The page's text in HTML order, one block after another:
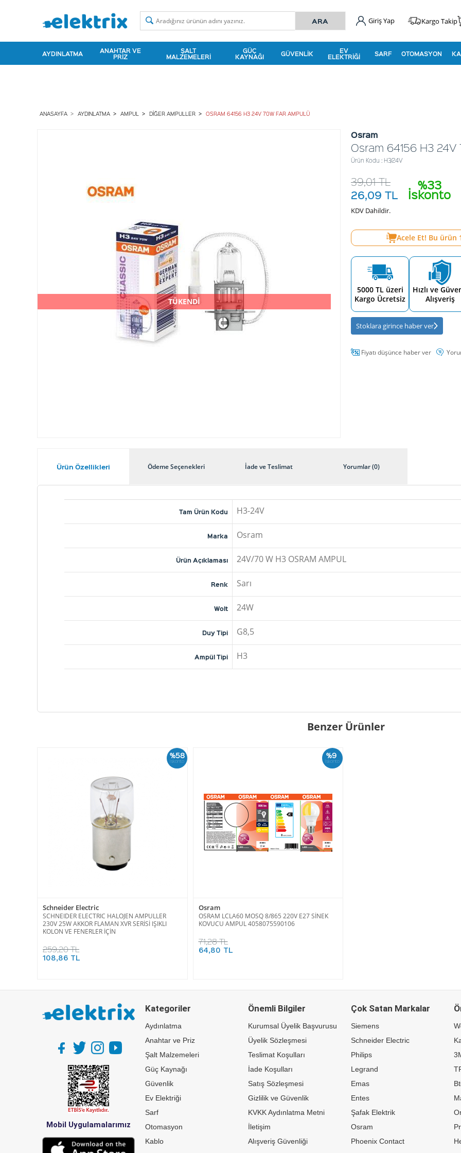
Giriş Yap Kargo Takip
AYDINLATMA ANAHTAR VE
PRIZ
ŞALT
MALZEMELERI
GÜÇ
KAYNAĞI GÜVENLIK EV
ELEKTRIĞI SARF OTOMASYON
ANASAYFA AYDINLATMA AMPUL DIĞER AMPULLER OSRAM 64156 H3 24V 70W FAR AMPULÜ
TÜKENDİ
Osram
Osram 64156 H3
Ürün Kodu : H3/24V
%33
İskonto
39,01TL
26,09 TL
KDV Dahildir.
Acele Et! Bu ürün
5000 TL üzeri
Kargo Ücretsiz
Hızlı ve
Alışveriş
Stoklara girince haber ver
Fiyatı düşünce haber ver
Ürün Özellikleri Ödeme Seçenekleri İade ve Teslimat Yorumlar (0)
Tam Ürün Kodu H3-24V
Marka Osram
Ürün Açıklaması 24V/70 W H3 OSRAM AMPUL
Renk Sarı
Wolt 24W
Duy Tipi G8,5
Ampül Tipi H3
Benzer Ürünler
%58
İskonto
Schneider Electric
SCHNEIDER ELECTRIC HALOJEN AMPULLER
230V 25W AKKOR FLAMAN XVR SERİSİ IŞIKLI
KOLON VE FENERLER İÇİN
259,20 TL
108,86 TL
%9
İskonto
Osram
OSRAM LCLA60 MOSQ 8/865 220V E27 SİNEK
KOVUCU AMPUL 4058075590106
71,28 TL
64,80 TL
Mobil Uygulamalarımız
Kategoriler
Aydınlatma
Anahtar ve Priz
Şalt Malzemeleri
Güç Kaynağı
Güvenlik
Ev Elektriği
Sarf
Otomasyon
Kablo
Önemli Bilgiler
Kurumsal Üyelik Başvurusu
Üyelik Sözleşmesi
Teslimat Koşulları
İade Koşulları
Satış Sözleşmesi
Gizlilik ve Güvenlik
KVKK Aydınlatma Metni
İletişim
Alışveriş Güvenliği
Çok Satan Markalar
Siemens
Schneider Electric
Philips
Legrand
Emas
Entes
Şafak Elektrik
Osram
Phoenix Contact